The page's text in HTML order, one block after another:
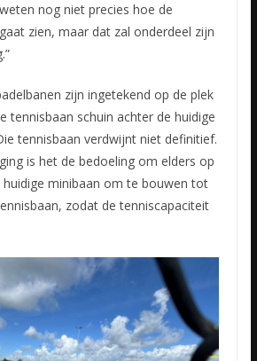
nog niet precies hoe de
zien, maar dat zal onderdeel zijn
zijn ingetekend op de plek
tennisbaan schuin achter de huidige
tennisbaan verdwijnt niet definitief.
is het de bedoeling om elders op
minibaan om te bouwen tot
zodat de tenniscapaciteit